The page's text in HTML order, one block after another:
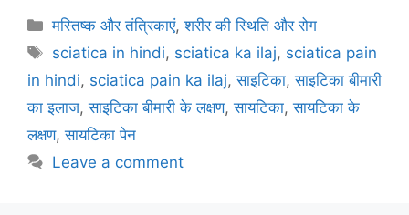
c
e
b
o
o
k
itt
er
ai
l
er
e
st
at
s
A
p
e
gr
a
m
ar
e
Categories
मस्तिष्क और तंत्रिकाएं,शरीर की स्थिति और रोग
Tags
sciatica in hindi, sciatica ka ilaj, sciatica pain
in hindi, sciatica pain ka ilaj,साइटिका,साइटिका बीमारी
का इलाज,साइटिका बीमारी के लक्षण,सायटिका,सायटिका के
लक्षण,सायटिका पेन
Leave a comment